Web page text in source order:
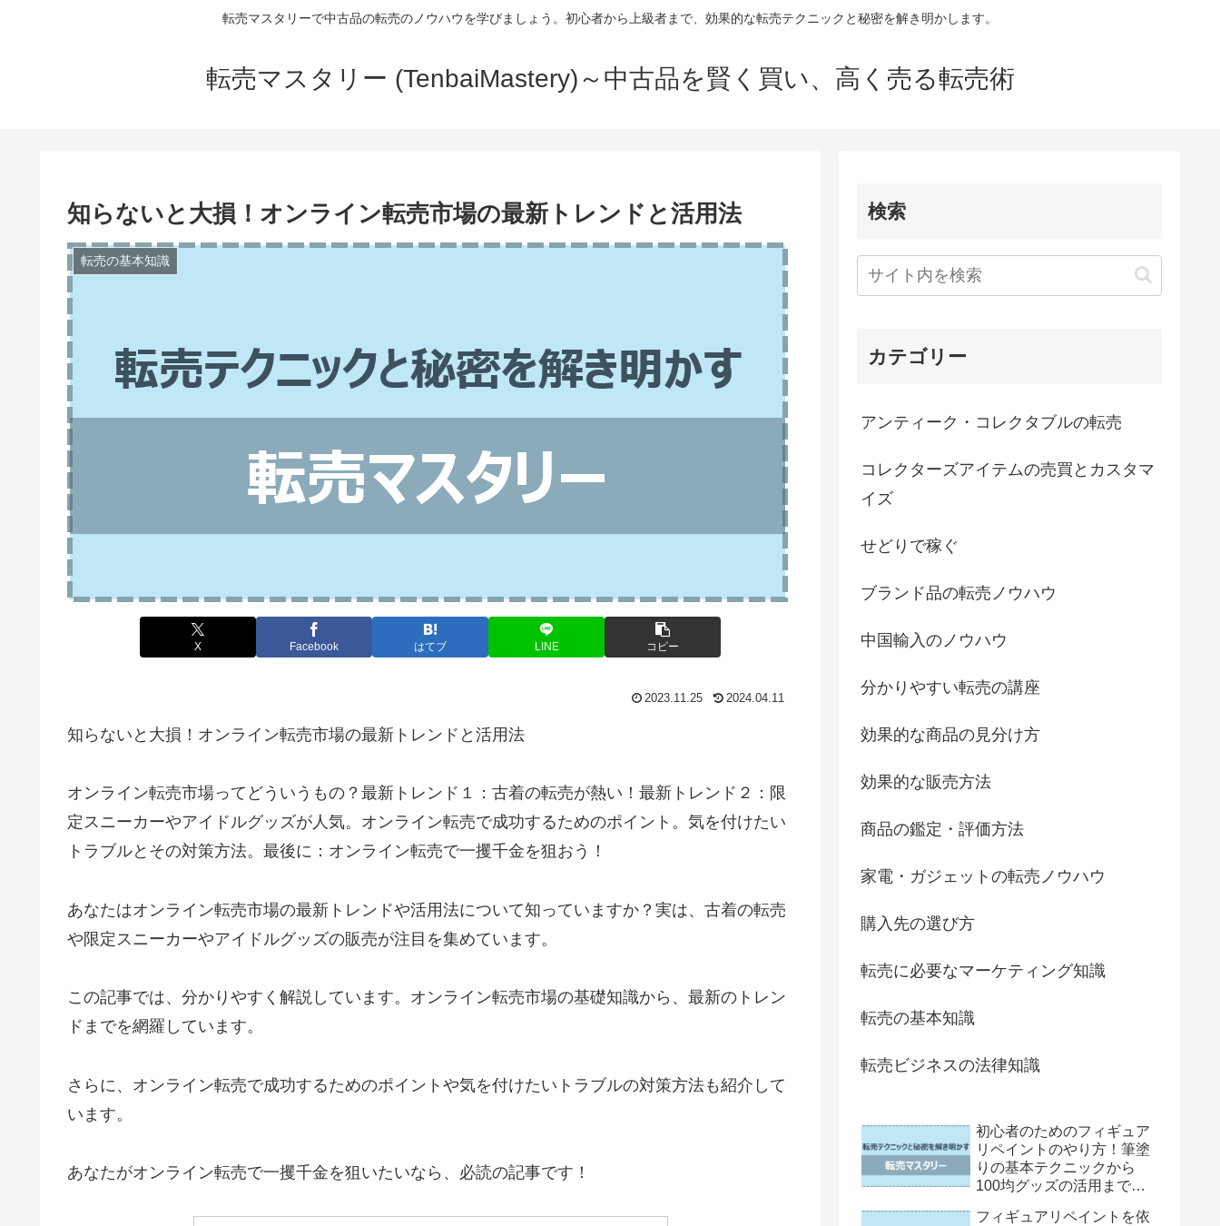
転売マスタリーで中古品の転売のノウハウを学びましょう。初心者から上級者まで、効果的な転売テクニックと秘密を解き明かします。
転売マスタリー (TenbaiMastery)～中古品を賢く買い、高く売る転売術
知らないと大損！オンライン転売市場の最新トレンドと活用法
転売の基本知識
X Facebook はてブ LINE コピー
2023.11.25 2024.04.11
知らないと大損！オンライン転売市場の最新トレンドと活用法
オンライン転売市場ってどういうもの？最新トレンド１：古着の転売が熱い！最新トレンド２：限
定スニーカーやアイドルグッズが人気。オンライン転売で成功するためのポイント。気を付けたい
トラブルとその対策方法。最後に：オンライン転売で一攫千金を狙おう！
あなたはオンライン転売市場の最新トレンドや活用法について知っていますか？実は、古着の転売
や限定スニーカーやアイドルグッズの販売が注目を集めています。
この記事では、分かりやすく解説しています。オンライン転売市場の基礎知識から、最新のトレン
ドまでを網羅しています。
さらに、オンライン転売で成功するためのポイントや気を付けたいトラブルの対策方法も紹介して
います。
あなたがオンライン転売で一攫千金を狙いたいなら、必読の記事です！
検索
カテゴリー
アンティーク・コレクタブルの転売
コレクターズアイテムの売買とカスタマ
イズ
せどりで稼ぐ
ブランド品の転売ノウハウ
中国輸入のノウハウ
分かりやすい転売の講座
効果的な商品の見分け方
効果的な販売方法
商品の鑑定・評価方法
家電・ガジェットの転売ノウハウ
購入先の選び方
転売に必要なマーケティング知識
転売の基本知識
転売ビジネスの法律知識
初心者のためのフィギュア
リペイントのやり方！筆塗
りの基本テクニックから
100均グッズの活用まで徹
フィギュアリペイントを依